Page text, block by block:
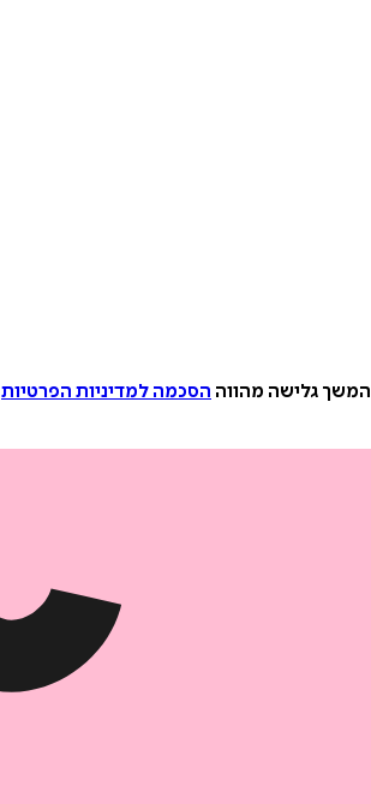
המשך גלישה מהווה הסכמה למדיניות הפרטיות